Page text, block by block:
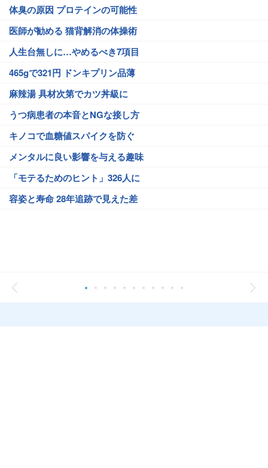
体臭の原因 プロテインの可能性
医師が勧める 猫背解消の体操術
人生台無しに…やめるべき7項目
465gで321円 ドンキプリン品薄
麻辣湯 具材次第でカツ丼級に
うつ病患者の本音とNGな接し方
キノコで血糖値スパイクを防ぐ
メンタルに良い影響を与える趣味
「モテるためのヒント」326人に
容姿と寿命 28年追跡で見えた差